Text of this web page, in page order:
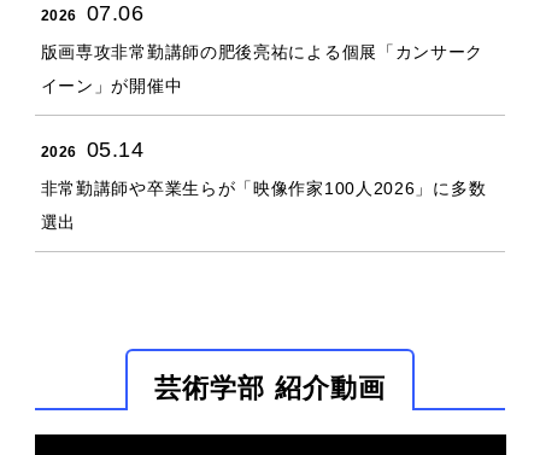
2026 07.06
版画専攻非常勤講師の肥後亮祐による個展「カンサーク
イーン」が開催中
2026 05.14
非常勤講師や卒業生らが「映像作家100人2026」に多数
選出
芸術学部 紹介動画